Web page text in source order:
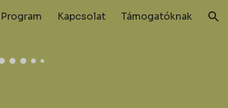
Program Kapcsolat Támogatóknak